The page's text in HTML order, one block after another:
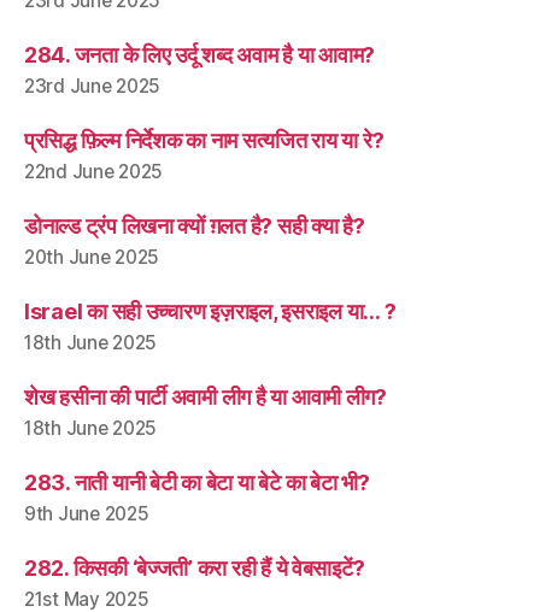
284. जनता के लिए उर्दू शब्द अवाम है या आवाम?
23rd June 2025
प्रसिद्ध फ़िल्म निर्देशक का नाम सत्यजित राय या रे?
22nd June 2025
डोनाल्ड ट्रंप लिखना क्यों ग़लत है? सही क्या है?
20th June 2025
Israel का सही उच्चारण इज़राइल, इसराइल या… ?
18th June 2025
शेख हसीना की पार्टी अवामी लीग है या आवामी लीग?
18th June 2025
283. नाती यानी बेटी का बेटा या बेटे का बेटा भी?
9th June 2025
282. किसकी ‘बेज्जती’ करा रही हैं ये वेबसाइटें?
21st May 2025